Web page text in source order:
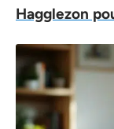
Hagglezon